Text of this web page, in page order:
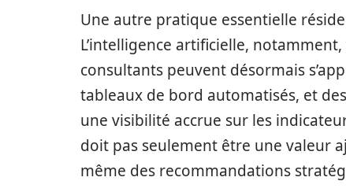
Une autre pratique essentielle
L’intelligence artificielle,
consultants peuvent désormais
tableaux de bord automatisés, et
une visibilité accrue sur les
doit pas seulement être une valeur
même des recommandations